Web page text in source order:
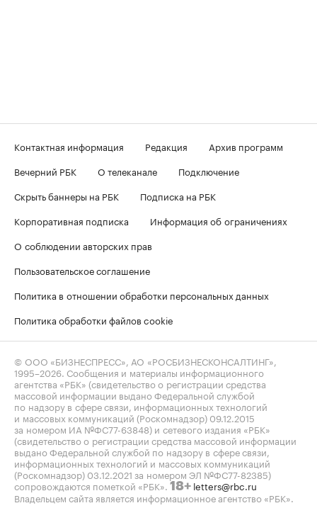
Контактная информация Редакция
Архив программ
Вечерний РБК
О телеканале
Подключение
Скрыть баннеры на РБК
Подписка на РБК
Корпоративная подписка
Информация об ограничениях
О соблюдении авторских прав
Пользовательское соглашение
Политика в отношении обработки персональных данных
Политика обработки файлов cookie
© ООО «БИЗНЕСПРЕСС», АО «РОСБИЗНЕСКОНСАЛТИНГ»,
1995–2026 . Сообщения и материалы информационного
агентства «РБК» (свидетельство о регистрации средства
массовой информации выдано Федеральной службой
по надзору в сфере связи, информационных технологий
и массовых коммуникаций (Роскомнадзор) 09.12.2015
за номером ИА №ФС77-63848) и сетевого издания «РБК»
(свидетельство о регистрации средства массовой информации
выдано Федеральной службой по надзору в сфере связи,
информационных технологий и массовых коммуникаций
(Роскомнадзор) 03.12.2021 за номером ЭЛ №ФС77-82385)
сопровождаются пометкой «РБК». 18+ letters@rbc.ru
Владельцем сайта является информационное агентство «РБК».